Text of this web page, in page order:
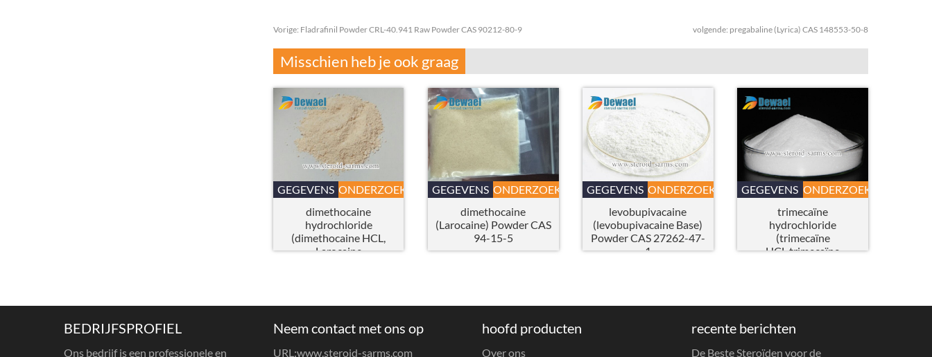
Vorige: Fladrafinil Powder CRL-40.941 Raw Powder CAS 90212-80-9 volgende: pregabaline (Lyrica) CAS 148553-50-8
Misschien heb je ook graag
GEGEVENS ONDERZOEK
dimethocaine
hydrochloride
(dimethocaine HCL,
Larocaine
GEGEVENS ONDERZOEK
dimethocaine
(Larocaine) Powder CAS
94-15-5
GEGEVENS ONDERZOEK
levobupivacaine
(levobupivacaine Base)
Powder CAS 27262-47-
1
GEGEVENS ONDERZOEK
trimecaïne
hydrochloride
(trimecaïne
HCL,trimecaïne
BEDRIJFSPROFIEL
Ons bedrijf is een professionele en
Neem contact met ons op
URL:www.steroid-sarms.com
hoofd producten
Over ons
recente berichten
De Beste Steroïden voor de